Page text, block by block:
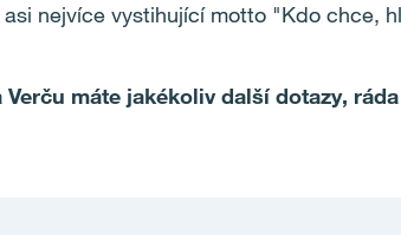
asi nejvíce vystihující motto "Kdo chce,
Verču máte jakékoliv další dotazy,